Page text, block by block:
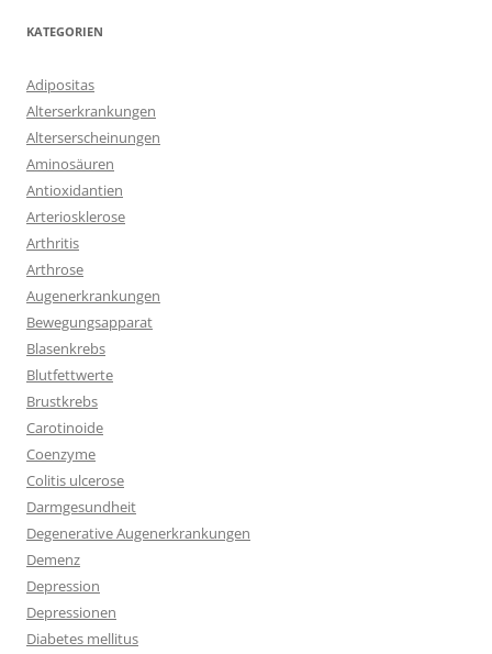
KATEGORIEN
Adipositas
Alterserkrankungen
Alterserscheinungen
Aminosäuren
Antioxidantien
Arteriosklerose
Arthritis
Arthrose
Augenerkrankungen
Bewegungsapparat
Blasenkrebs
Blutfettwerte
Brustkrebs
Carotinoide
Coenzyme
Colitis ulcerose
Darmgesundheit
Degenerative Augenerkrankungen
Demenz
Depression
Depressionen
Diabetes mellitus